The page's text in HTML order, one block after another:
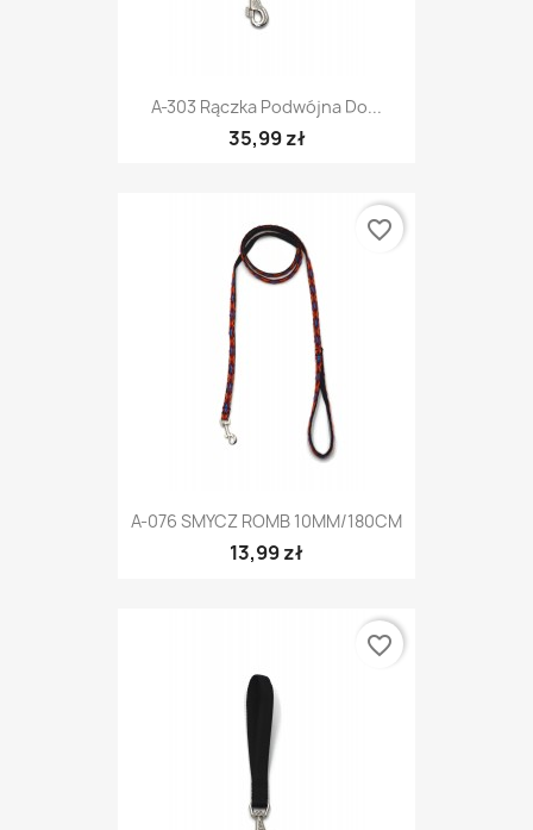
A-303 Rączka Podwójna Do...
35,99 zł
A-076 SMYCZ ROMB 10MM/180CM
13,99 zł
favorite_border
favorite_border